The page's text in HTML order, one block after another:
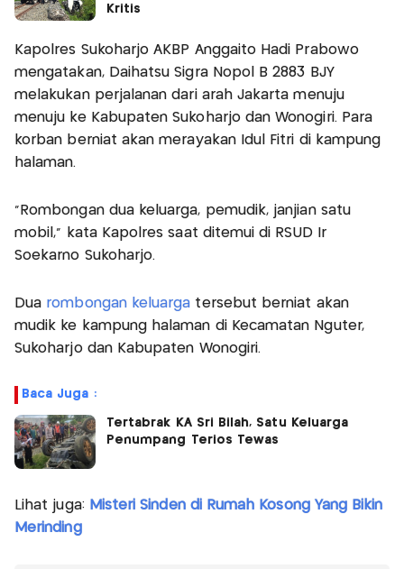
Kritis
Kapolres Sukoharjo AKBP Anggaito Hadi Prabowo
mengatakan, Daihatsu Sigra Nopol B 2883 BJY
melakukan perjalanan dari arah Jakarta menuju
menuju ke Kabupaten Sukoharjo dan Wonogiri. Para
korban berniat akan merayakan Idul Fitri di kampung
halaman.
"Rombongan dua keluarga, pemudik, janjian satu
mobil," kata Kapolres saat ditemui di RSUD Ir
Soekarno Sukoharjo.
Dua rombongan keluarga tersebut berniat akan
mudik ke kampung halaman di Kecamatan Nguter,
Sukoharjo dan Kabupaten Wonogiri.
Baca Juga :
Tertabrak KA Sri Bilah, Satu Keluarga
Penumpang Terios Tewas
Lihat juga: Misteri Sinden di Rumah Kosong Yang Bikin
Merinding